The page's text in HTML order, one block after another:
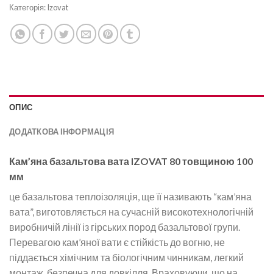
Категорія:Izovat
ОПИС
ДОДАТКОВА ІНФОРМАЦІЯ
Кам’яна базальтова вата IZOVAT 80 товщиною 100
мм
це базальтова теплоізоляція, ще її називають “кам’яна
вата”, виготовляється на сучасній високотехнологічній
виробничій лінії із гірських пород базальтової групи.
Перевагою кам’яної вати є стійкість до вогню, не
піддається хімічним та біологічним чинникам, легкий